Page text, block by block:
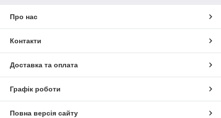
Про нас
Контакти
Доставка та оплата
Графік роботи
Повна версія сайту